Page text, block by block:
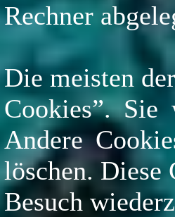
Rechner
Die meisten
Cookies”. Sie
Andere
löschen. Diese
Besuch